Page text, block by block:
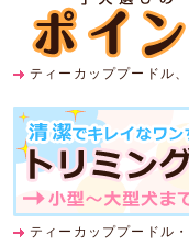
ティーカッププードル
ティーカッププードル